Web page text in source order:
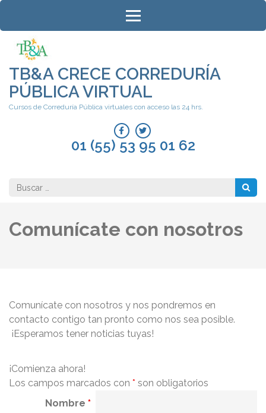
Saltar
contenido
(presiona
tecla
Intro)
TB&A CRECE CORREDURÍA
PÚBLICA VIRTUAL
Cursos de Correduría Pública virtuales con acceso las 24 hrs.
01 (55) 53 95 01 62
Buscar:
Comunícate con nosotros
Comunícate con nosotros y nos pondremos en
contacto contigo tan pronto como nos sea posible.
¡Esperamos tener noticias tuyas!
¡Comienza ahora!
Los campos marcados con * son obligatorios
Nombre *